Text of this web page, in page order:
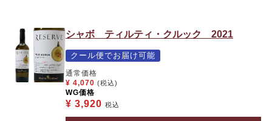
シャボ ティルティ・クルック 2021
クール便でお届け可能
通常価格
¥ 4,070 (税込)
WG価格
¥ 3,920 税込